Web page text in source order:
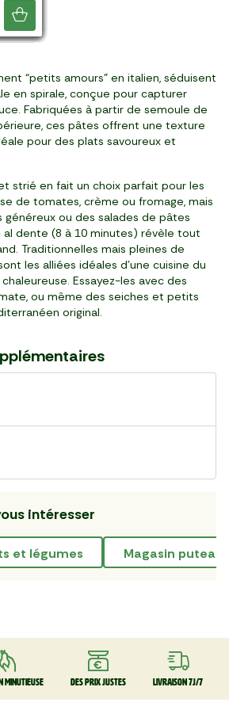
“petits amours” en italien, séduisent
en spirale, conçue pour capturer
Fabriquées à partir de semoule de
ces pâtes offrent une texture
pour des plats savoureux et
strié en fait un choix parfait pour les
de tomates, crème ou fromage, mais
généreux ou des salades de pâtes
al dente (8 à 10 minutes) révèle tout
Traditionnelles mais pleines de
les alliées idéales d’une cuisine du
Essayez-les avec des
ou même des seiches et petits
original.
intéresser
et légumes magasin puteaux
minutieuse Des prix justes Livraison 7J/7